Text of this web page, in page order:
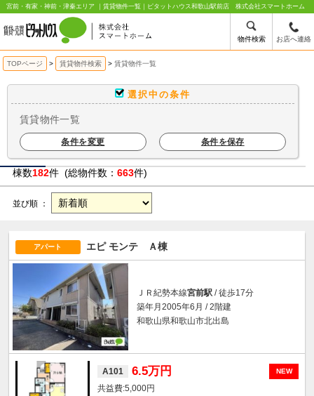
宮前・有家・神前・津秦エリア ｜賃貸物件一覧｜ピタットハウス和歌山駅前店 株式会社スマートホーム
物件検索 お店へ連絡
TOPページ 賃貸物件検索 賃貸物件一覧
選択中の条件
賃貸物件一覧
条件を変更 条件を保存
棟数182件 (総物件数： 663件)
並び順 ：
アパート エピ モンテ Ａ棟
ＪＲ紀勢本線宮前駅 / 徒歩17分
築年月2005年6月 / 2階建
和歌山県和歌山市北出島
NEW
A101 6.5万円
5,000円